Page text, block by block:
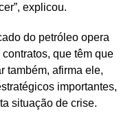
explicou.
do petróleo opera
que têm que
também, afirma ele,
importantes,
situação de crise.